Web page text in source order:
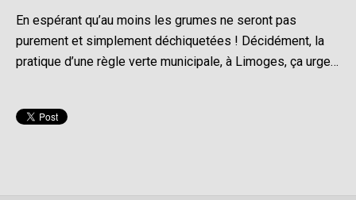
En espérant qu’au moins les grumes ne seront pas
purement et simplement déchiquetées ! Décidément, la
pratique d’une règle verte municipale, à Limoges, ça urge…